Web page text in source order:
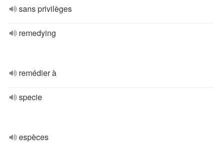
sans privilèges
remedying
remédier à
specie
espèces